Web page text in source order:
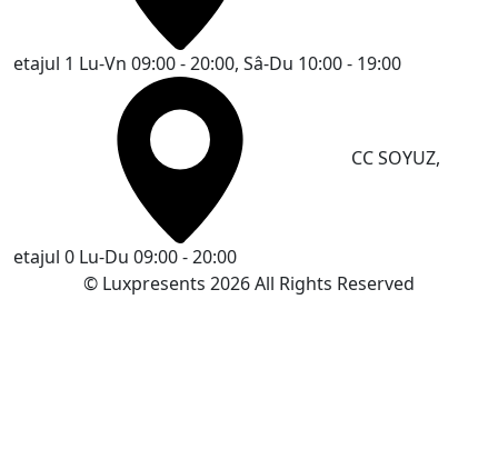
etajul 1 Lu-Vn 09:00 - 20:00, Sâ-Du 10:00 - 19:00
CC SOYUZ,
etajul 0 Lu-Du 09:00 - 20:00
© Luxpresents 2026 All Rights Reserved